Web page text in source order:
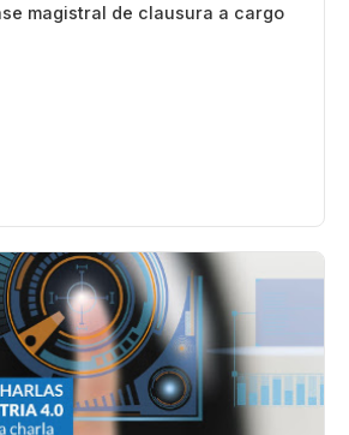
magistral de clausura a cargo